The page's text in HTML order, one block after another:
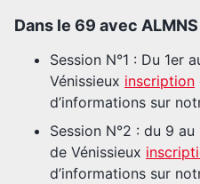
Dans le 69 avec ALMNS
Session N°1 : Du 1er
Vénissieux inscription
d’informations sur
Session N°2 : du 9
de Vénissieux
d’informations sur